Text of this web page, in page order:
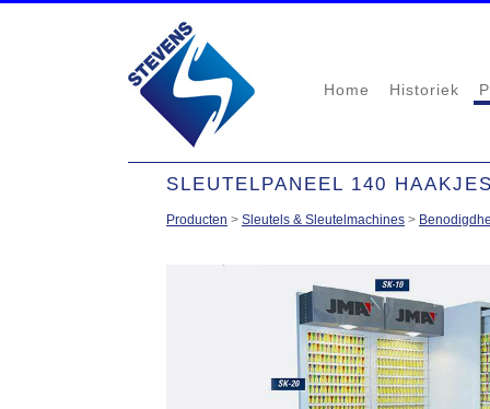
Home Historiek
SLEUTELPANEEL 140
Producten > Sleutels & Sleutelmachines >